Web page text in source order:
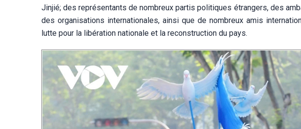
Jinjié; des représentants de nombreux partis politiques étrangers, des
des organisations internationales, ainsi que de nombreux amis
lutte pour la libération nationale et la reconstruction du pays.